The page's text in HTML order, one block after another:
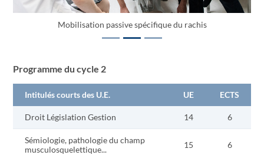
Mobilisation passive spécifique du rachis
Programme du cycle 2
Intitulés courts des U.E. UE ECTS
Droit Législation Gestion 14 6
Sémiologie, pathologie du champ
musculosquelettique...
15 6